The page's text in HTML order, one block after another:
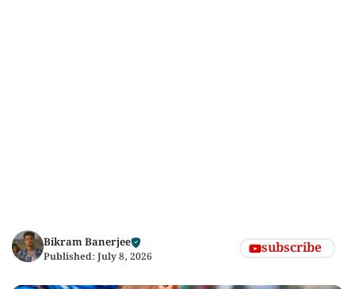
Bikram Banerjee
Published: July 8, 2026 subscribe